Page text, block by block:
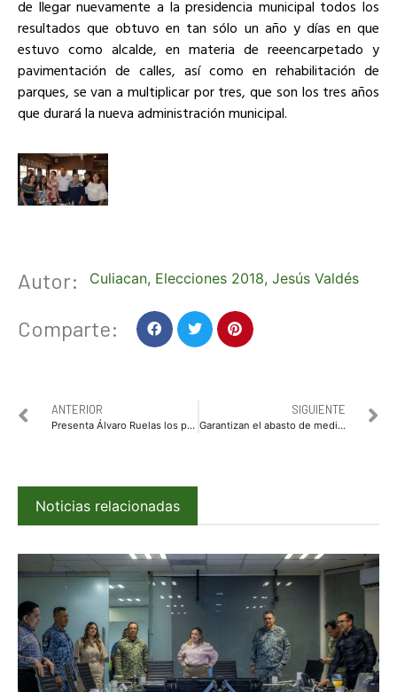
de llegar nuevamente a la presidencia municipal todos los
resultados que obtuvo en tan sólo un año y días en que
estuvo como alcalde, en materia de reeencarpetado y
pavimentación de calles, así como en rehabilitación de
parques, se van a multiplicar por tres, que son los tres años
que durará la nueva administración municipal.
Autor: Culiacan, Elecciones 2018, Jesús Valdés
Comparte:
ANTERIOR
Presenta Álvaro Ruelas los proyectos para Ahome en materia de Obras, Desarrollo y Economía.
SIGUIENTE
Garantizan el abasto de medicamento en hospitales de Sinaloa
Noticias relacionadas